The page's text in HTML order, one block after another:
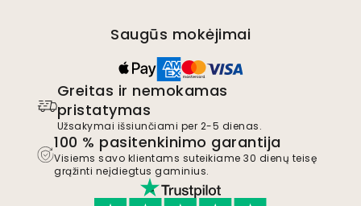
Saugūs mokėjimai
Greitas ir nemokamas
pristatymas
Užsakymai išsiunčiami per 2-5 dienas.
100 % pasitenkinimo garantija
Visiems savo klientams suteikiame 30 dienų teisę
grąžinti neįdiegtus gaminius.